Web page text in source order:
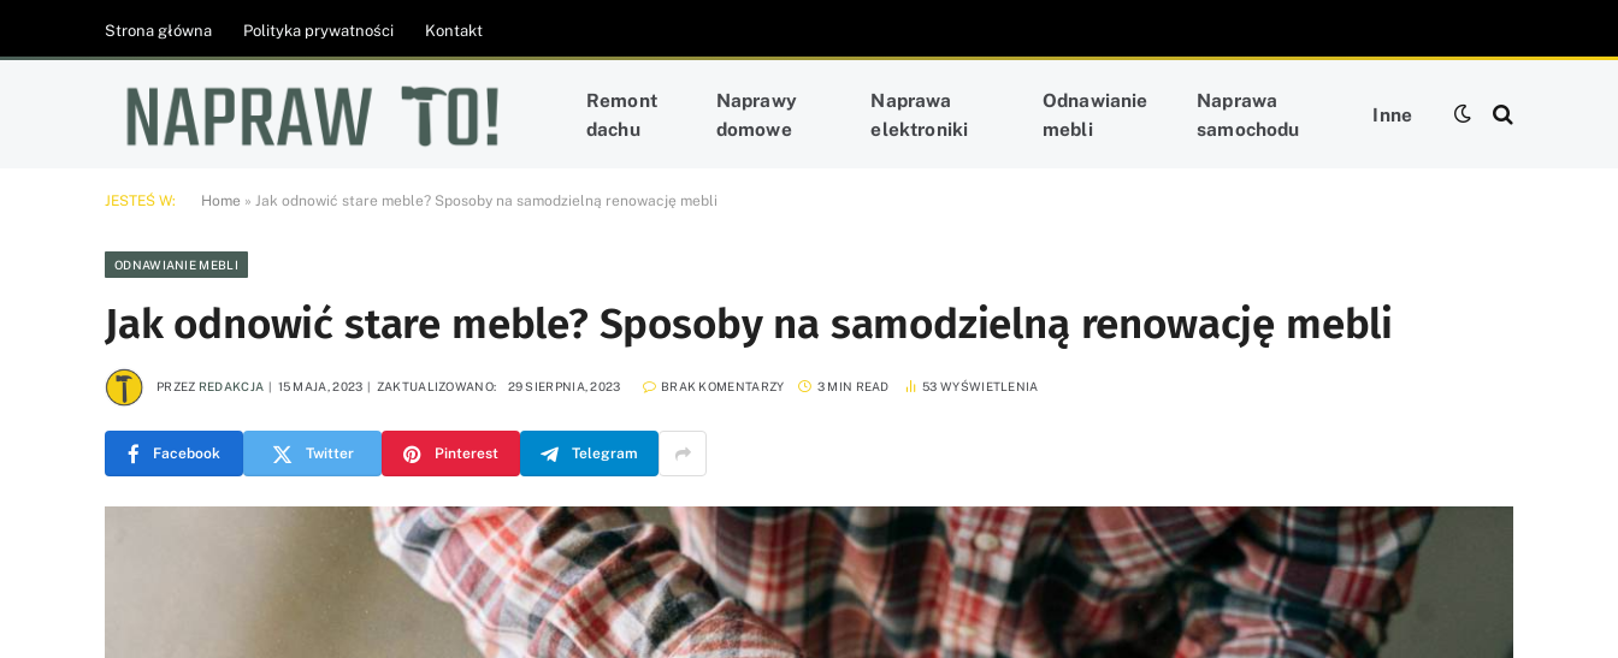
Strona główna Polityka prywatności Kontakt
Remont
dachu
Naprawy
domowe
Naprawa
elektroniki
Odnawianie
mebli
Naprawa
samochodu
Inne
JESTEŚ W: Home » Jak odnowić stare meble? Sposoby na samodzielną renowację mebli
ODNAWIANIE MEBLI
Jak odnowić stare meble? Sposoby na samodzielną renowację mebli
PRZEZ REDAKCJA 15 MAJA, 2023 ZAKTUALIZOWANO: 29 SIERPNIA, 2023 BRAK KOMENTARZY 3 MIN READ 53WYŚWIETLENIA
Facebook Twitter Pinterest Telegram